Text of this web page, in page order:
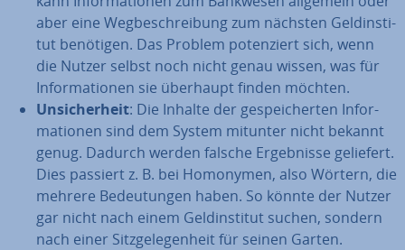
aber eine Weg­be­schrei­bung zum nächsten Geld­in­sti­
tut benötigen. Das Problem po­ten­ziert sich, wenn
die Nutzer selbst noch nicht genau wissen, was für
In­for­ma­tio­nen sie überhaupt finden möchten.
Un­si­cher­heit: Die Inhalte der ge­spei­cher­ten In­for­
ma­tio­nen sind dem System mitunter nicht bekannt
genug. Dadurch werden falsche Er­geb­nis­se geliefert.
Dies passiert z. B. bei Homonymen, also Wörtern, die
mehrere Be­deu­tun­gen haben. So könnte der Nutzer
gar nicht nach einem Geld­in­sti­tut suchen, sondern
nach einer Sitz­ge­le­gen­heit für seinen Garten.